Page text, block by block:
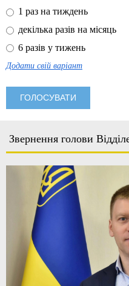
1 раз на тиждень
декілька разів на місяць
6 разів у тижень
Додати свій варіант
Звернення голови